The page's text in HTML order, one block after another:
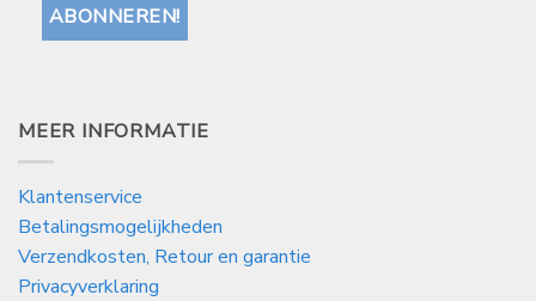
MEER INFORMATIE
Klantenservice
Betalingsmogelijkheden
Verzendkosten, Retour en garantie
Privacyverklaring